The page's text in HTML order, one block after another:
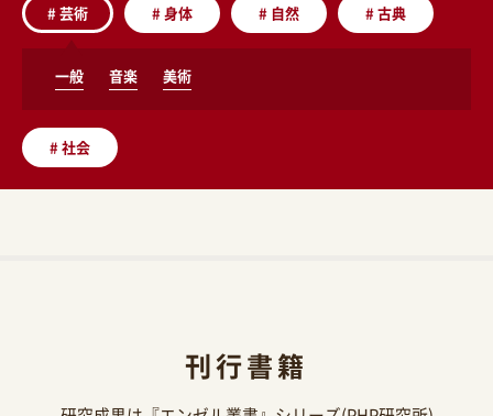
#芸術
一般 音楽 美術
#身体 # 自然 #古典
#社会
刊行書籍